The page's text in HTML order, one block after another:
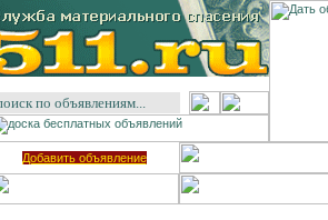
Добавить объявление